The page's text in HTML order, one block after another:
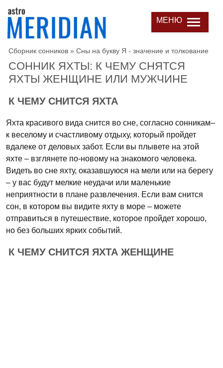
МЕНЮ
Сборник сонников » Сны на букву Я - значение и толкование
СОННИК ЯХТЫ: К ЧЕМУ СНЯТСЯ
ЯХТЫ ЖЕНЩИНЕ ИЛИ МУЖЧИНЕ
К ЧЕМУ СНИТСЯ ЯХТА
Яхта красивого вида снится во сне, согласно сонникам–
к веселому и счастливому отдыху, который пройдет
вдалеке от деловых забот. Если вы плывете на этой
яхте – взглянете по-новому на знакомого человека.
Видеть во сне яхту, оказавшуюся на мели или на берегу
– у вас будут мелкие неудачи или маленькие
неприятности в плане развлечения. Если вам снится
сон, в котором вы видите яхту в море – можете
отправиться в путешествие, которое пройдет хорошо,
но без больших ярких событий.
К ЧЕМУ СНИТСЯ ЯХТА ЖЕНЩИНЕ